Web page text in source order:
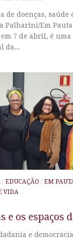
de doenças, saúde
Palharini/Em
7 de abril, é
da...
/ EDUCAÇÃO / EM
VIDA
e os espaços
e